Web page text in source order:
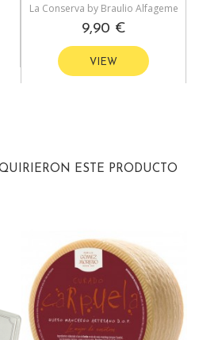
La Conserva by Braulio Alfageme
9,90 €
VIEW
ESTE PRODUCTO